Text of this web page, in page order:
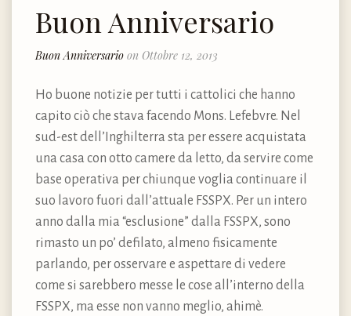
Buon Anniversario
Buon Anniversario on Ottobre 12, 2013
Ho buone notizie per tutti i cattolici che hanno
capito ciò che stava facendo Mons. Lefebvre. Nel
sud-est dell’Inghilterra sta per essere acquistata
una casa con otto camere da letto, da servire come
base operativa per chiunque voglia continuare il
suo lavoro fuori dall’attuale FSSPX. Per un intero
anno dalla mia “esclusione” dalla FSSPX, sono
rimasto un po’ defilato, almeno fisicamente
parlando, per osservare e aspettare di vedere
come si sarebbero messe le cose all’interno della
FSSPX, ma esse non vanno meglio, ahimè.